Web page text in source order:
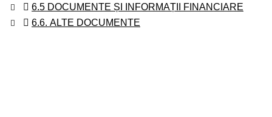
6.5 DOCUMENTE ȘI INFORMAȚII FINANCIARE
6.6. ALTE DOCUMENTE